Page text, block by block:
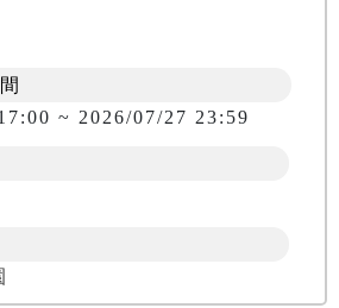
~ 2026/07/27 23:59